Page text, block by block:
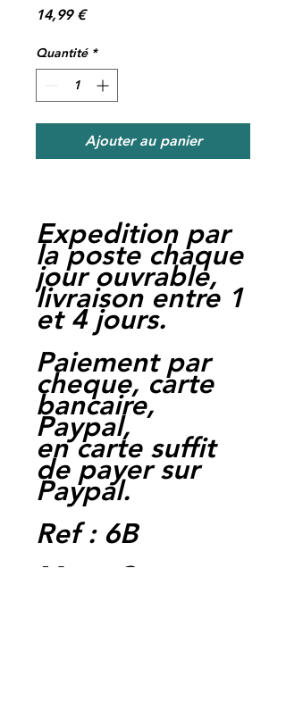
14,99 €Prix
Quantité *
Ajouter au panier
Expedition par
la poste chaque
jour ouvrable,
livraison entre 1
et 4 jours.
Paiement par
cheque, carte
bancaire,
Paypal,
en carte suffit
de payer sur
Paypal.
Ref : 6B
Moto Casse